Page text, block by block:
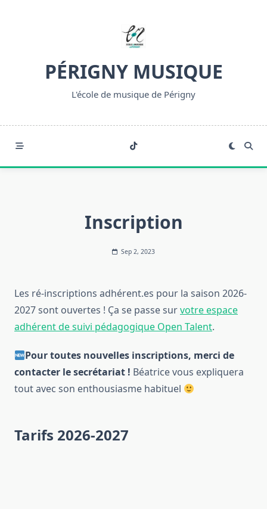
PÉRIGNY MUSIQUE
L'école de musique de Périgny
Inscription
Sep 2, 2023
Les ré-inscriptions adhérent.es pour la saison 2026-
2027 sont ouvertes ! Ça se passe survotre espace
adhérent de suivi pédagogique Open Talent.
Pour toutes nouvelles inscriptions, merci de
contacter le secrétariat ! Béatrice vous expliquera
tout avec son enthousiasme habituel
Tarifs 2026-2027